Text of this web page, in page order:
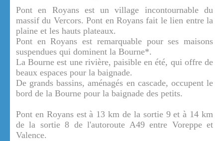
Pont en Royans est un village incontournable du
massif du Vercors. Pont en Royans fait le lien entre la
plaine et les hauts plateaux.
Pont en Royans est remarquable pour ses maisons
suspendues qui dominent la Bourne*.
La Bourne est une rivière, paisible en été, qui offre de
beaux espaces pour la baignade.
De grands bassins, aménagés en cascade, occupent le
bord de la Bourne pour la baignade des petits.
Pont en Royans est à 13 km de la sortie 9 et à 14 km
de la sortie 8 de l'autoroute A49 entre Voreppe et
Valence.